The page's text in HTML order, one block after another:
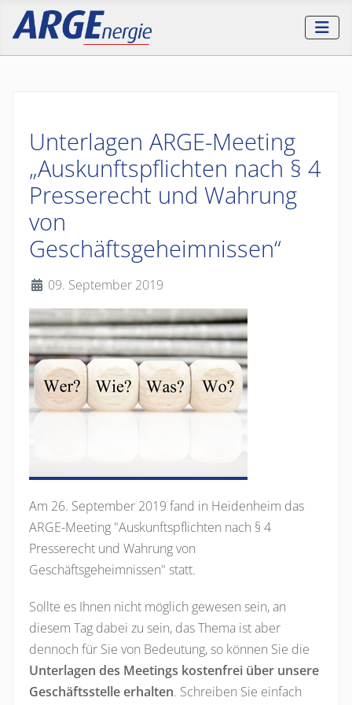
Unterlagen ARGE-Meeting
„Auskunftspflichten nach § 4
Presserecht und Wahrung
von
Geschäftsgeheimnissen“
Details09. September 2019
Am 26. September 2019 fand in Heidenheim das
ARGE-Meeting "Auskunftspflichten nach § 4
Presserecht und Wahrung von
Geschäftsgeheimnissen" statt.
Sollte es Ihnen nicht möglich gewesen sein, an
diesem Tag dabei zu sein, das Thema ist aber
dennoch für Sie von Bedeutung, so können Sie die
Unterlagen des Meetings kostenfrei über unsere
Geschäftsstelle erhalten. Schreiben Sie einfach